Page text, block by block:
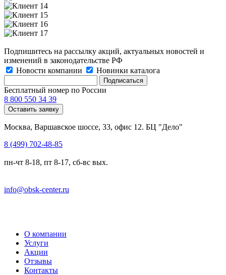
Подпишитесь на рассылку акций, актуальных новостей и
изменений в законодательстве РФ
Новости компании
Новинки каталога
Бесплатный номер по России
8 800 550 34 39
Оставить заявку
Москва, Варшавское шоссе, 33, офис 12. БЦ "Дело"
8 (499) 702-48-85
пн-чт 8-18, пт 8-17, сб-вс вых.
info@obsk-center.ru
О компании
Услуги
Акции
Отзывы
Контакты